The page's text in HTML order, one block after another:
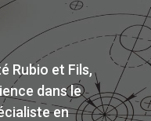
Rubio et Fils,
dans le
en